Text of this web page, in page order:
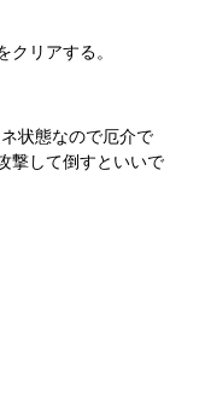
クリアする。
状態なので厄介で
撃して倒すといいで